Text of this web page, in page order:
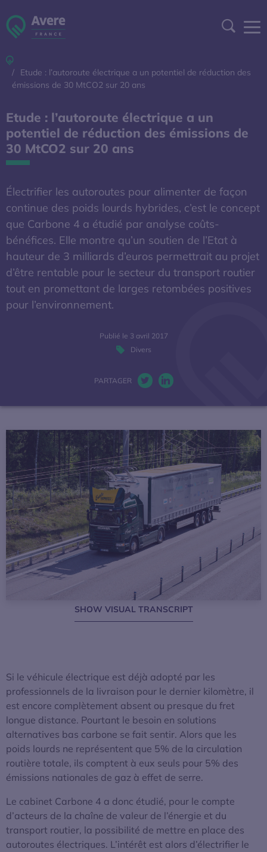
AFIREV
A DÉCOUVRIR
L’Avere-France
La mobilité électrique
Accueil
Etude : l’autoroute électrique a un potentiel de réduction des
émissions de 30 MtCO2 sur 20 ans
Etude : l’autoroute électrique a un
potentiel de réduction des émissions de
30 MtCO2 sur 20 ans
Électrifier les autoroutes pour alimenter de façon
continue des poids lourds hybrides, c’est le concept
que Carbone 4 a étudié par analyse coûts-
bénéfices. Elle montre qu’un soutien de l’Etat à
hauteur de 3 milliards d’euros permettrait au projet
d’être rentable pour le secteur du transport routier
tout en promettant de larges retombées positives
pour l’environnement.
Publié le 3 avril 2017
Divers
PARTAGER
HIDE VISUAL TRANSCRIPT
SHOW VISUAL TRANSCRIPT
Si le véhicule électrique est déjà adopté par les
professionnels de la livraison pour le dernier kilomètre, il
est encore complètement absent ou presque du fret
longue distance. Pourtant le besoin en solutions
alternatives bas carbone se fait sentir. Alors que les
poids lourds ne représentent que 5% de la circulation
routière totale, ils comptent à eux seuls pour 5% des
émissions nationales de gaz à effet de serre.
Le cabinet Carbone 4 a donc étudié, pour le compte
d’acteurs de la chaîne de valeur de l’énergie et du
transport routier, la possibilité de mettre en place des
autoroutes électriques. L’intérêt est alors d’électrifier le